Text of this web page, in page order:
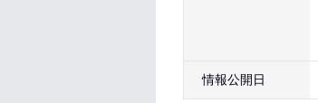
情報公開日